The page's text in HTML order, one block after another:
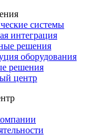
системы
интеграция
решения
оборудования
решения
центр